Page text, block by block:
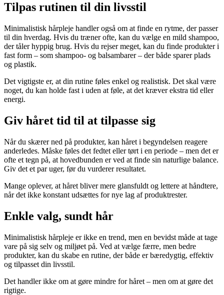
Tilpas rutinen til din livsstil
Minimalistisk hårpleje handler også om at finde en rytme, der passer
til din hverdag. Hvis du træner ofte, kan du vælge en mild shampoo,
der tåler hyppig brug. Hvis du rejser meget, kan du finde produkter i
fast form – som shampoo- og balsambarer – der både sparer plads
og plastik.
Det vigtigste er, at din rutine føles enkel og realistisk. Det skal være
noget, du kan holde fast i uden at føle, at det kræver ekstra tid eller
energi.
Giv håret tid til at tilpasse sig
Når du skærer ned på produkter, kan håret i begyndelsen reagere
anderledes. Måske føles det fedtet eller tørt i en periode – men det er
ofte et tegn på, at hovedbunden er ved at finde sin naturlige balance.
Giv det et par uger, før du vurderer resultatet.
Mange oplever, at håret bliver mere glansfuldt og lettere at håndtere,
når det ikke konstant udsættes for nye lag af produktrester.
Enkle valg, sundt hår
Minimalistisk hårpleje er ikke en trend, men en bevidst måde at tage
vare på sig selv og miljøet på. Ved at vælge færre, men bedre
produkter, kan du skabe en rutine, der både er bæredygtig, effektiv
og tilpasset din livsstil.
Det handler ikke om at gøre mindre for håret – men om at gøre det
rigtige.